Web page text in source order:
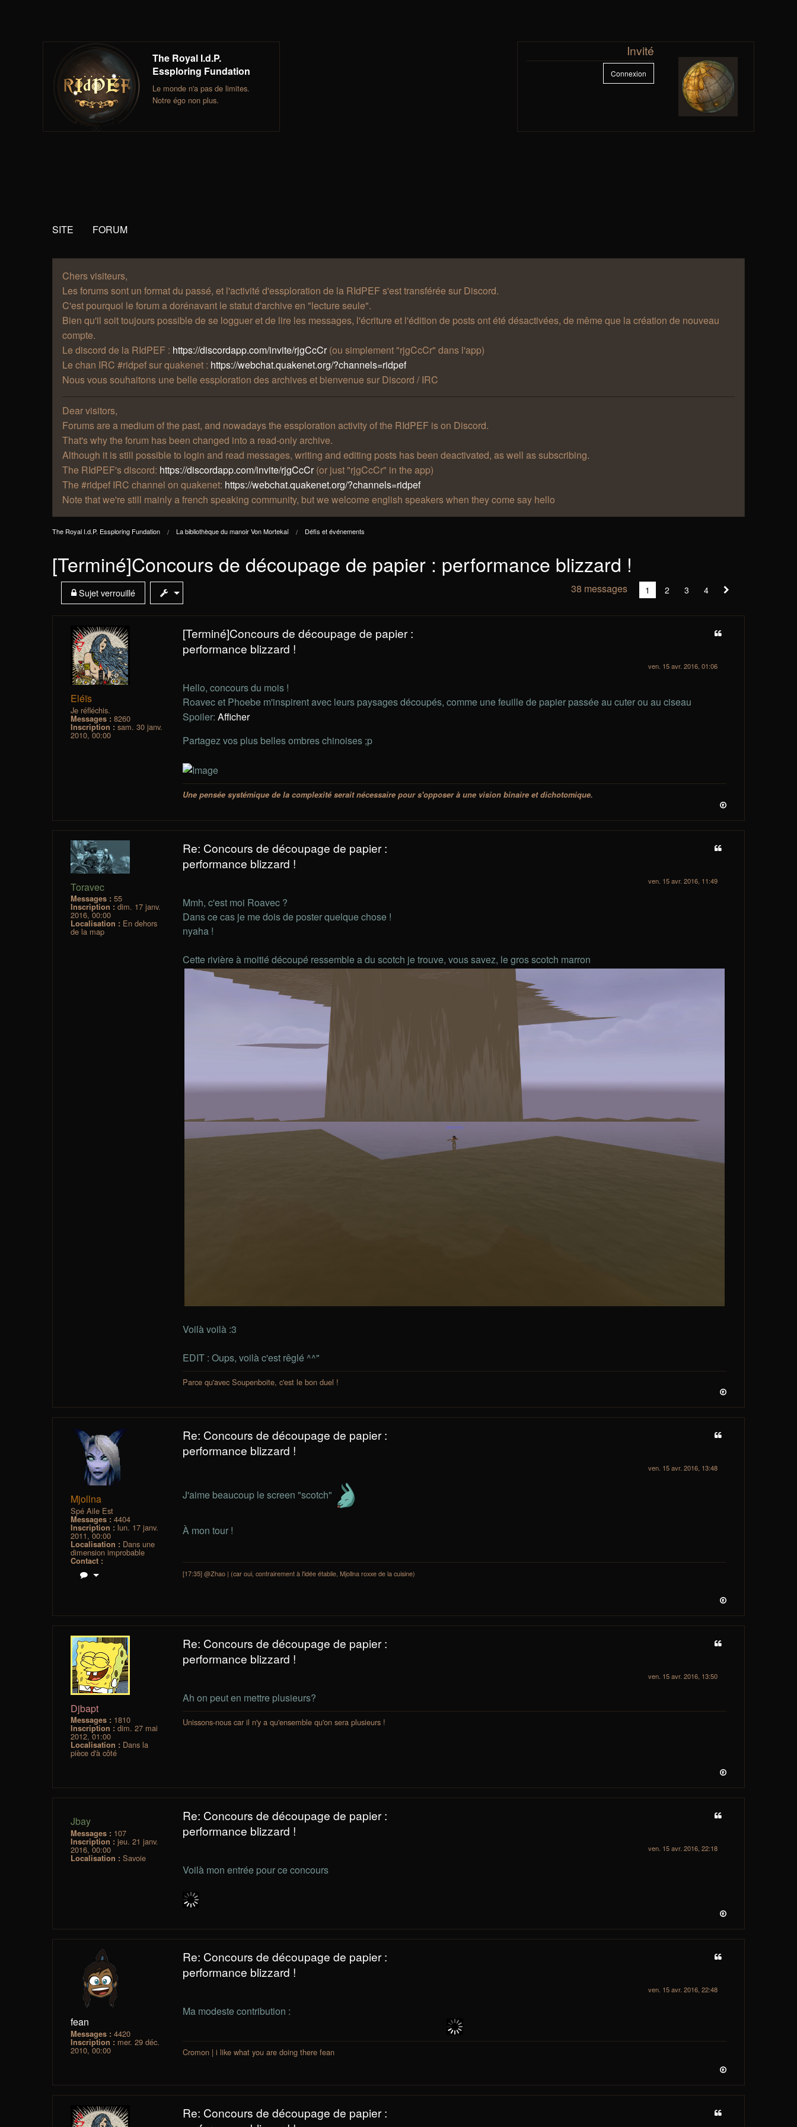
The Royal I.d.P.
Essploring Fundation
Le monde n'a pas de limites.
Notre égo non plus.
Invité
Connexion
SITE FORUM
Chers visiteurs,
Les forums sont un format du passé, et l'activité d'essploration de la RIdPEF s'est transférée sur Discord.
C'est pourquoi le forum a dorénavant le statut d'archive en "lecture seule".
Bien qu'il soit toujours possible de se logguer et de lire les messages, l'écriture et l'édition de posts ont été désactivées, de même que la création de nouveau
compte.
Le discord de la RIdPEF : https://discordapp.com/invite/rjgCcCr(ou simplement "rjgCcCr" dans l'app)
Le chan IRC #ridpef sur quakenet : https://webchat.quakenet.org/?channels=ridpef
Nous vous souhaitons une belle essploration des archives et bienvenue sur Discord / IRC
Dear visitors,
Forums are a medium of the past, and nowadays the essploration activity of the RIdPEF is on Discord.
That's why the forum has been changed into a read-only archive.
Although it is still possible to login and read messages, writing and editing posts has been deactivated, as well as subscribing.
The RIdPEF's discord: https://discordapp.com/invite/rjgCcCr(or just "rjgCcCr" in the app)
The #ridpef IRC channel on quakenet: https://webchat.quakenet.org/?channels=ridpef
Note that we're still mainly a french speaking community, but we welcome english speakers when they come say hello
The Royal I.d.P. Essploring Fundation La bibliothèque du manoir Von Mortekaï Défis et événements
[Terminé]Concours de découpage de papier : performance blizzard !
Sujet verrouillé 38 messages
Vous
à
1 2 3 4
Eléïs
Je réfléchis.
Messages : 8260
Inscription : sam. 30 janv.
2010, 00:00
[Terminé]Concours de découpage de papier :
performance blizzard !
ven. 15 avr. 2016, 01:06
Hello, concours du mois !
Roavec et Phoebe m'inspirent avec leurs paysages découpés, comme une feuille de papier passée au cuter ou au ciseau
Spoiler:Afficher
Partagez vos plus belles ombres chinoises ;p
Une pensée systémique de la complexité serait nécessaire pour s'opposer à une vision binaire et dichotomique.
Toravec
Messages : 55
Inscription : dim. 17 janv.
2016, 00:00
Localisation : En dehors
de la map
Re: Concours de découpage de papier :
performance blizzard !
ven. 15 avr. 2016, 11:49
Mmh, c'est moi Roavec ?
Dans ce cas je me dois de poster quelque chose !
nyaha !
Cette rivière à moitié découpé ressemble a du scotch je trouve, vous savez, le gros scotch marron
Voilà voilà :3
EDIT : Oups, voilà c'est rêglé ^^"
Parce qu'avec Soupenboite, c'est le bon duel !
Mjollna
Spé Aile Est
Messages : 4404
Inscription : lun. 17 janv.
2011, 00:00
Localisation : Dans une
dimension improbable
Contact :
Re: Concours de découpage de papier :
performance blizzard !
ven. 15 avr. 2016, 13:48
J'aime beaucoup le screen "scotch"
À mon tour !
[17:35] @Zhao | (car oui, contrairement à l'idée établie, Mjollna roxxe de la cuisine)
Djbapt
Messages : 1810
Inscription : dim. 27 mai
2012, 01:00
Localisation : Dans la
pièce d'à côté
Re: Concours de découpage de papier :
performance blizzard !
ven. 15 avr. 2016, 13:50
Ah on peut en mettre plusieurs?
Unissons-nous car il n'y a qu'ensemble qu'on sera plusieurs !
Jbay
Messages : 107
Inscription : jeu. 21 janv.
2016, 00:00
Localisation : Savoie
Re: Concours de découpage de papier :
performance blizzard !
ven. 15 avr. 2016, 22:18
Voilà mon entrée pour ce concours
fean
Messages : 4420
Inscription : mer. 29 déc.
2010, 00:00
Re: Concours de découpage de papier :
performance blizzard !
ven. 15 avr. 2016, 22:48
Ma modeste contribution :
Cromon | i like what you are doing there fean
Re: Concours de découpage de papier :